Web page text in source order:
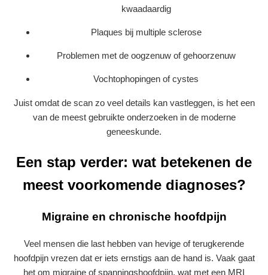
kwaadaardig
Plaques bij multiple sclerose
Problemen met de oogzenuw of gehoorzenuw
Vochtophopingen of cystes
Juist omdat de scan zo veel details kan vastleggen, is het een
van de meest gebruikte onderzoeken in de moderne
geneeskunde.
Een stap verder: wat betekenen de
meest voorkomende diagnoses?
Migraine en chronische hoofdpijn
Veel mensen die last hebben van hevige of terugkerende
hoofdpijn vrezen dat er iets ernstigs aan de hand is. Vaak gaat
het om migraine of spanningshoofdpijn, wat met een MRI